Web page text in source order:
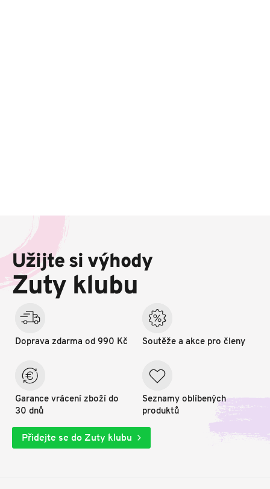
a
í
Užijte si výhody
Zuty klubu
Doprava zdarma od 990 Kč
Garance vrácení zboží do
30 dnů
Soutěže a akce pro členy
Seznamy oblíbených
produktů
Přidejte se do Zuty klubu